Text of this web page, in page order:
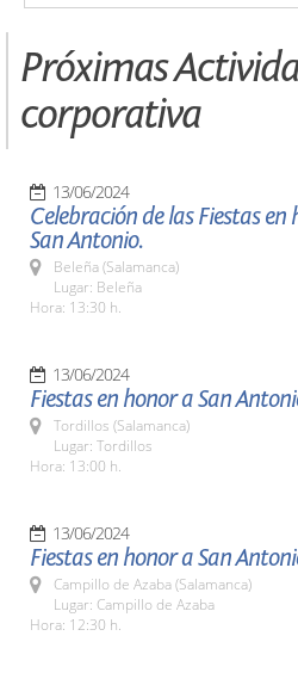
Próximas
corporativa
13/06/2024
Celebración de las Fiestas en
San Antonio.
Beleña (Salamanca)
Lugar: Beleña
Hora: 13:30 h.
13/06/2024
Fiestas en honor a San
Tordillos (Salamanca)
Lugar: Tordillos
Hora: 13:00 h.
13/06/2024
Fiestas en honor a San
Campillo de Azaba (Salamanca)
Lugar: Campillo de Azaba
Hora: 12:30 h.